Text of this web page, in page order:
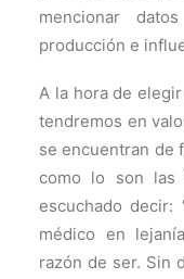
mencionar
producción e
A la hora de
tendremos en
se encuentran de
como lo son las
escuchado decir:
médico en
razón de ser. Sin